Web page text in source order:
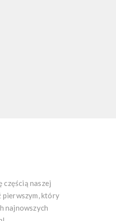
częścią naszej
pierwszym, który
najnowszych